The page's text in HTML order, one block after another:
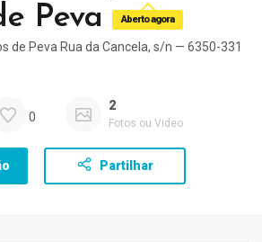
Peva
Aberto agora
de Peva Rua da Cancela, s/n — 6350-331
0
2
Fotos ou Video
Partilhar